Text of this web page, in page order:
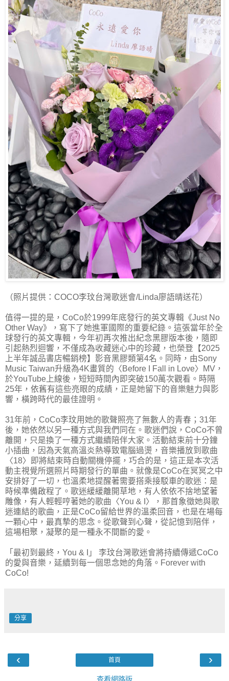
（照片提供：COCO李玟台灣歌迷會/Linda廖語晴送花）
值得一提的是，CoCo於1999年底發行的英文專輯《Just No
Other Way》，寫下了她進軍國際的重要紀錄。這張當年於全
球發行的英文專輯，今年初再次推出紀念黑膠版本後，隨即
引起熱烈迴響，不僅成為收藏迷心中的珍藏，也榮登【2025
上半年誠品書店暢銷榜】影音黑膠類第4名。同時，由Sony
Music Taiwan升級為4K畫質的〈Before I Fall in Love〉MV，
於YouTube上線後，短短時間內即突破150萬次觀看。時隔
25年，依舊有這些亮眼的成績，正是她留下的音樂魅力與影
響，橫跨時代的最佳證明。
31年前，CoCo李玟用她的歌聲照亮了無數人的青春；31年
後，她依然以另一種方式與我們同在。歌迷們說，CoCo不曾
離開，只是換了一種方式繼續陪伴大家。活動結束前十分鐘
小插曲，因為天氣高溫炎熱導致電腦過燙，音樂播放到歌曲
〈18〉即將結束時自動關機停擺，巧合的是，這正是本次活
動主視覺所選照片時期發行的單曲。就像是CoCo在冥冥之中
安排好了一切，也溫柔地提醒著需要搭乘接駁車的歌迷：是
時候準備啟程了。歌迷緩緩離開草地，有人依依不捨地望著
雕像，有人輕輕哼著她的歌曲〈You & I〉，那首象徵她與歌
迷連結的歌曲，正是CoCo留給世界的溫柔回音，也是在場每
一顆心中，最真摯的思念。從歌聲到心聲，從記憶到陪伴，
這場相聚，凝聚的是一種永不間斷的愛。
「最初到最終，You & I」 李玟台灣歌迷會將持續傳遞CoCo
的愛與音樂，延續到每一個思念她的角落。Forever with
CoCo!
分享
‹ ›
首頁